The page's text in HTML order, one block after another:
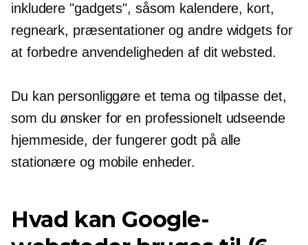
inkludere "gadgets", såsom kalendere, kort,
regneark, præsentationer og andre widgets for
at forbedre anvendeligheden af ​​dit websted.
Du kan personliggøre et tema og tilpasse det,
som du ønsker for en professionelt udseende
hjemmeside, der fungerer godt på alle
stationære og mobile enheder.
Hvad kan Google-